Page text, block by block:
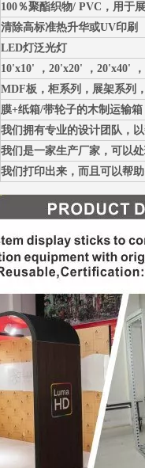
100％聚酯织物/ PVC，用于
清除高标准热升华或UV印刷
LED灯泛光灯
10'x10' ，20'x20' ，20'x40'
MDF板，柜系列，展架系列
膜+纸箱/带轮子的木制运输箱
我们拥有专业的设计团队，
我们是一家生产厂家，可以
我们打印出来，而且可以帮